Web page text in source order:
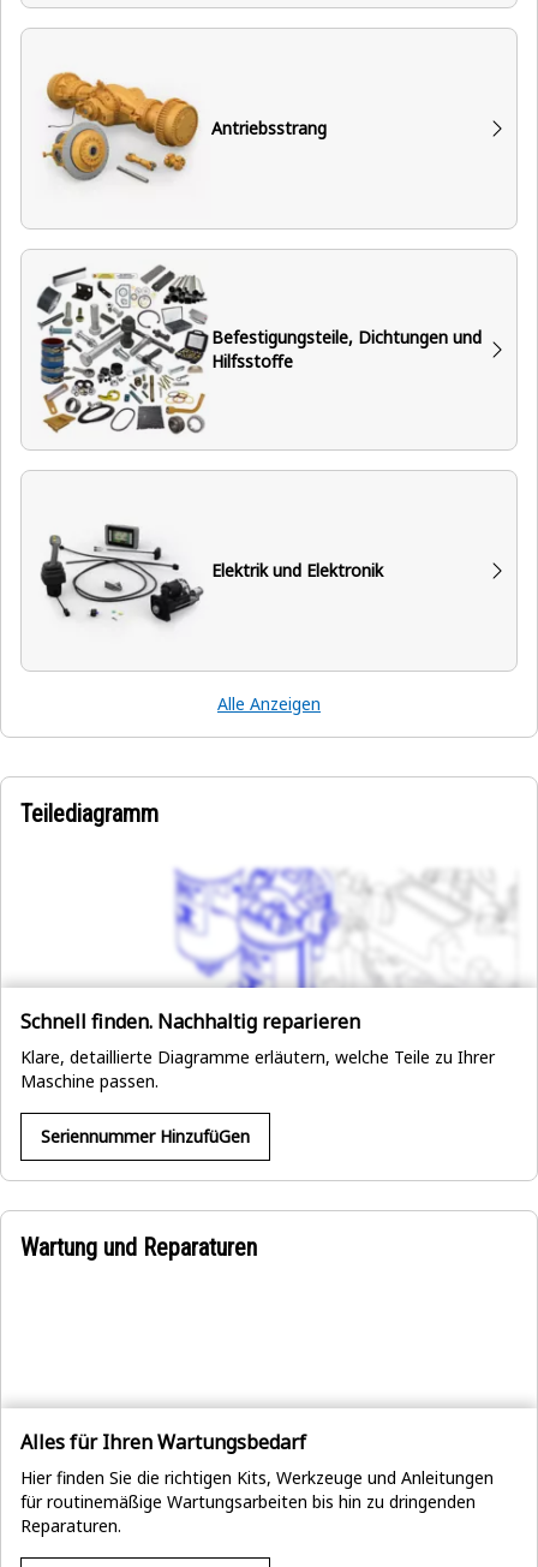
Antriebsstrang
Befestigungsteile, Dichtungen und
Hilfsstoffe
Elektrik und Elektronik
Alle Anzeigen
Teilediagramm
Schnell finden. Nachhaltig reparieren
Klare, detaillierte Diagramme erläutern, welche Teile zu Ihrer
Maschine passen.
Seriennummer HinzufüGen
Wartung und Reparaturen
Alles für Ihren Wartungsbedarf
Hier finden Sie die richtigen Kits, Werkzeuge und Anleitungen
für routinemäßige Wartungsarbeiten bis hin zu dringenden
Reparaturen.